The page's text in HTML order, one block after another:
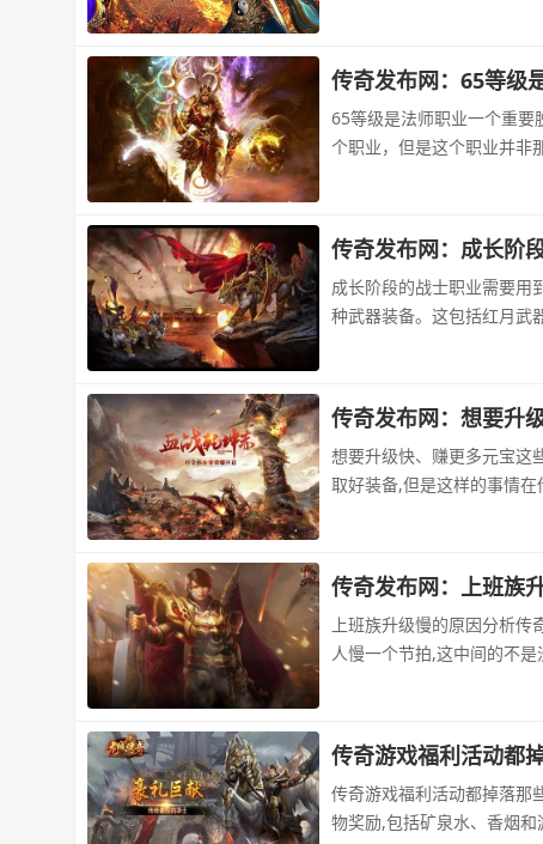
传奇发布网：65等级
65等级是法师职业一个重要
个职业，但是这个职业并非
传奇发布网：成长阶
成长阶段的战士职业需要用
种武器装备。这包括红月武
传奇发布网：想要升
想要升级快、赚更多元宝这
取好装备,但是这样的事情
传奇发布网：上班族
上班族升级慢的原因分析
人慢一个节拍,这中间的不
传奇游戏福利活动都
传奇游戏福利活动都掉落那
物奖励,包括矿泉水、香烟和